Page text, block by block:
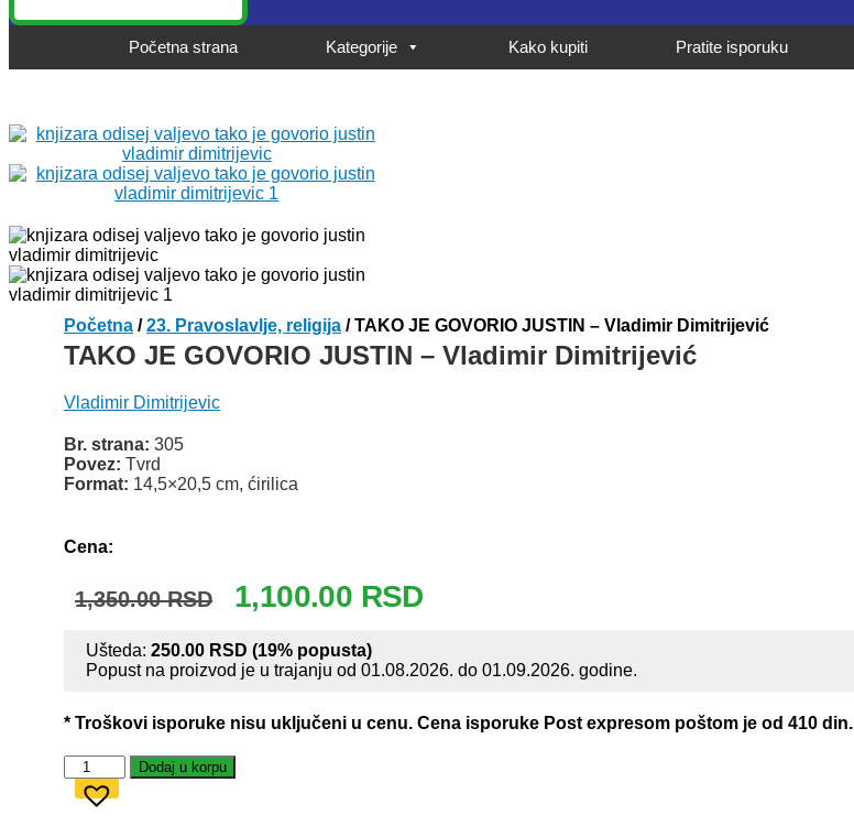
Početna strana Kategorije Kako kupiti Pratite isporuku
Početna /23. Pravoslavlje, religija / TAKO JE GOVORIO JUSTIN – Vladimir Dimitrijević
TAKO JE GOVORIO JUSTIN – Vladimir Dimitrijević
Vladimir Dimitrijevic
Br. strana: 305
Povez: Tvrd
Format: 14,5×20,5 cm, ćirilica
Cena:
1,350.00RSD
Originalna
cena
je
bila:
1,100.00 RSDTrenutna
1,100.00 RSD.
Ušteda: 250.00 RSD (19% popusta)
Popust na proizvod je u trajanju od 01.08.2026. do 01.09.2026. godine.
* Troškovi isporuke nisu uključeni u cenu. Cena isporuke Post expresom poštom je od 410 din.
TAKO
JE
GOVORIO
Dodaj u korpu